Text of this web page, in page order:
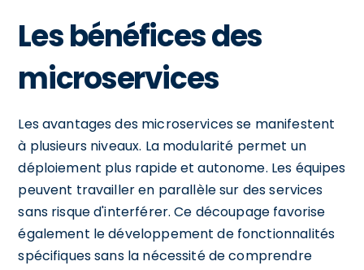
Les bénéfices des
microservices
Les avantages des microservices se manifestent
à plusieurs niveaux. La modularité permet un
déploiement plus rapide et autonome. Les équipes
peuvent travailler en parallèle sur des services
sans risque d'interférer. Ce découpage favorise
également le développement de fonctionnalités
spécifiques sans la nécessité de comprendre